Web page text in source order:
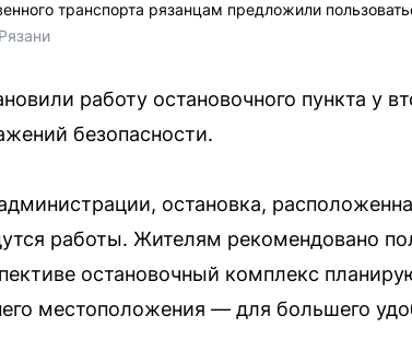
транспорта рязанцам предложили
работу остановочного пункта у
безопасности.
остановка,
работы. Жителям рекомендовано
остановочный комплекс
местоположения — для большего